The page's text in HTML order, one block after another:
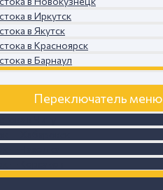
в Иркутск
в Якутск
в Красноярск
в Барнаул
Переключатель меню